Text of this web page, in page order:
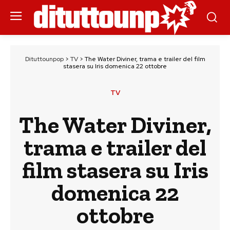
Dituttounpop> TV> The Water Diviner, trama e trailer del film
stasera su Iris domenica 22 ottobre
TV
The Water Diviner,
trama e trailer del
film stasera su Iris
domenica 22
ottobre